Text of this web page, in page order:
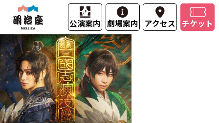
公演案内 劇場案内 アクセス チケット